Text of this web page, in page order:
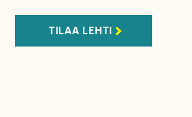
TILAA LEHTI